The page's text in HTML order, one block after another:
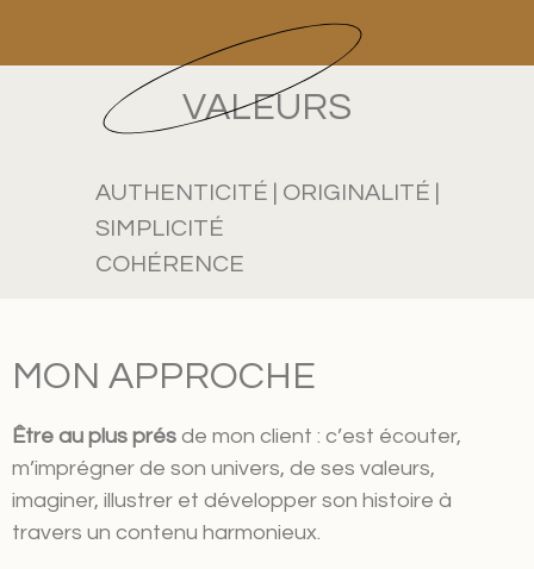
VALEURS
AUTHENTICITÉ | ORIGINALITÉ |
SIMPLICITÉ
COHÉRENCE
MON APPROCHE
Être au plus prés de mon client : c’est écouter,
m’imprégner de son univers, de ses valeurs,
imaginer, illustrer et développer son histoire à
travers un contenu harmonieux.